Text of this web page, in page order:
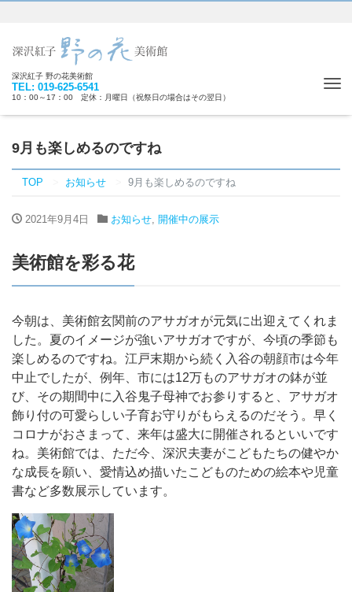
深沢紅子 野の花美術館
TEL: 019-625-6541
10：00～17：00 定休：月曜日（祝祭日の場合はその翌日）
9月も楽しめるのですね
TOP お知らせ 9月も楽しめるのですね
2021年9月4日 お知らせ, 開催中の展示
美術館を彩る花
今朝は、美術館玄関前のアサガオが元気に出迎えてくれま
した。夏のイメージが強いアサガオですが、今頃の季節も
楽しめるのですね。江戸末期から続く入谷の朝顔市は今年
中止でしたが、例年、市には12万ものアサガオの鉢が並
び、その期間中に入谷鬼子母神でお参りすると、アサガオ
飾り付の可愛らしい子育お守りがもらえるのだそう。早く
コロナがおさまって、来年は盛大に開催されるといいです
ね。美術館では、ただ今、深沢夫妻がこどもたちの健やか
な成長を願い、愛情込め描いたこどものための絵本や児童
書など多数展示しています。